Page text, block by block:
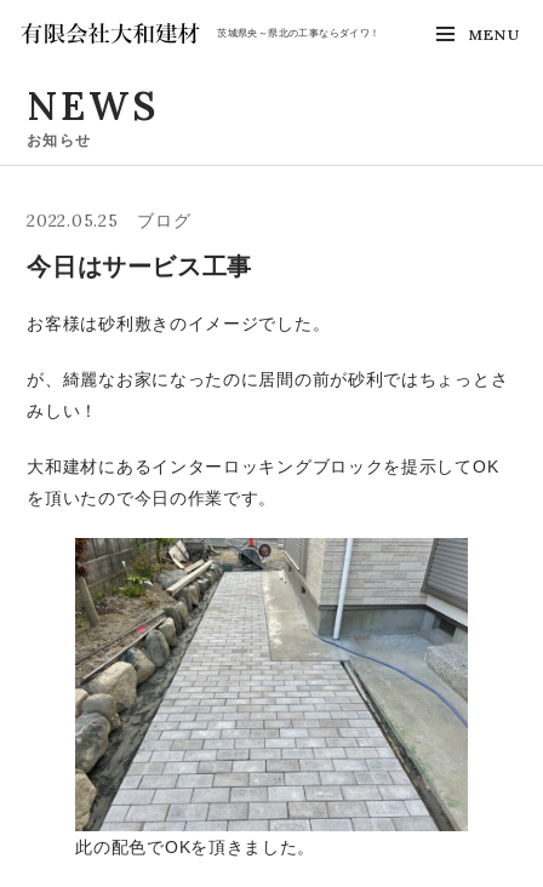
茨城県央～県北の工事ならダイワ！ MENU
NEWS
お知らせ
2022.05.25 ブログ
今日はサービス工事
お客様は砂利敷きのイメージでした。
が、綺麗なお家になったのに居間の前が砂利ではちょっとさ
みしい！
大和建材にあるインターロッキングブロックを提示してOK
を頂いたので今日の作業です。
此の配色でOKを頂きました。